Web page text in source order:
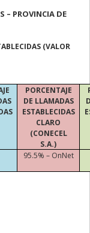
– PROVINCIA DE
(VALOR
PORCENTAJE
DE LLAMADAS
ESTABLECIDAS
CLARO
(CONECEL
S.A.)
95.5% – OnNet